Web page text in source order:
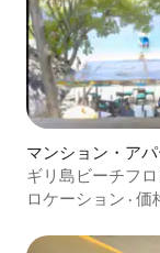
マンション・アパ
ギリ島ビーチフ
ロケーション · 価